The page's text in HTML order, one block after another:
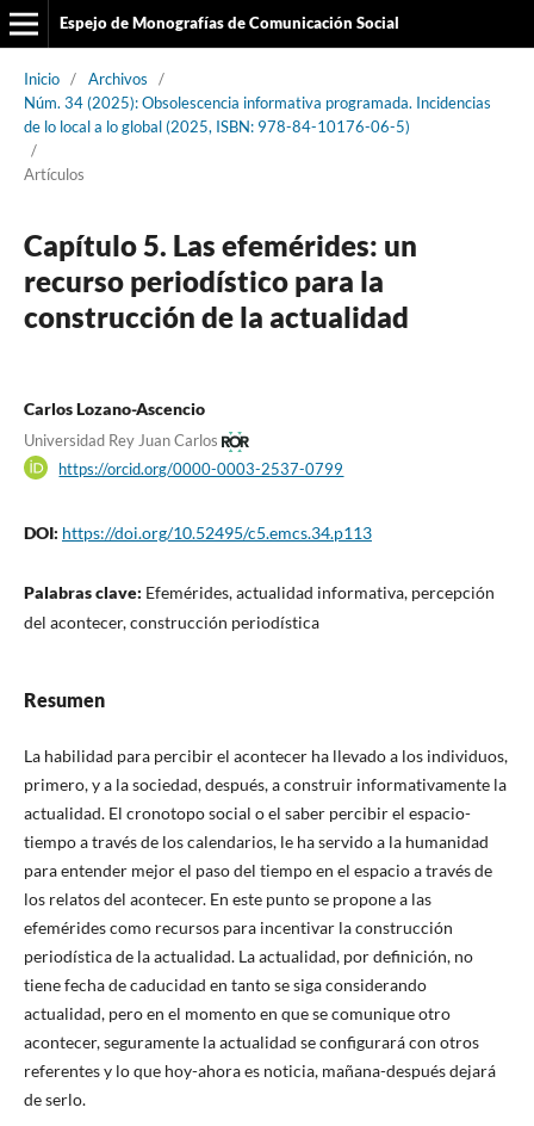
Espejo de Monografías de Comunicación Social
Inicio / Archivos
/
Núm. 34 (2025): Obsolescencia informativa programada. Incidencias
de lo local a lo global (2025, ISBN: 978-84-10176-06-5)
/
Artículos
Capítulo 5. Las efemérides: un
recurso periodístico para la
construcción de la actualidad
Carlos Lozano-Ascencio
Universidad Rey Juan Carlos
https://orcid.org/0000-0003-2537-0799
DOI: https://doi.org/10.52495/c5.emcs.34.p113
Palabras clave: Efemérides, actualidad informativa, percepción
del acontecer, construcción periodística
Resumen
La habilidad para percibir el acontecer ha llevado a los individuos,
primero, y a la sociedad, después, a construir informativamente la
actualidad. El cronotopo social o el saber percibir el espacio-
tiempo a través de los calendarios, le ha servido a la humanidad
para entender mejor el paso del tiempo en el espacio a través de
los relatos del acontecer. En este punto se propone a las
efemérides como recursos para incentivar la construcción
periodística de la actualidad. La actualidad, por definición, no
tiene fecha de caducidad en tanto se siga considerando
actualidad, pero en el momento en que se comunique otro
acontecer, seguramente la actualidad se configurará con otros
referentes y lo que hoy-ahora es noticia, mañana-después dejará
de serlo.